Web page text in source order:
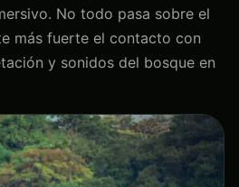
No todo pasa sobre el
más fuerte el contacto con
y sonidos del bosque en